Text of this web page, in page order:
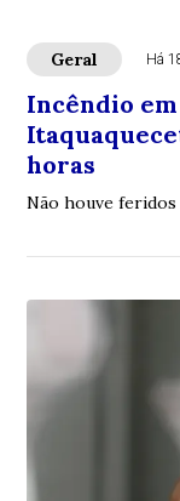
Geral Há
Incêndio
horas
Não houve feridos